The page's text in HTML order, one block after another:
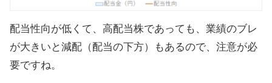
配当性向が低くて、高配当株であっても、業績のブレ
が大きいと減配（配当の下方）もあるので、注意が必
要ですね。